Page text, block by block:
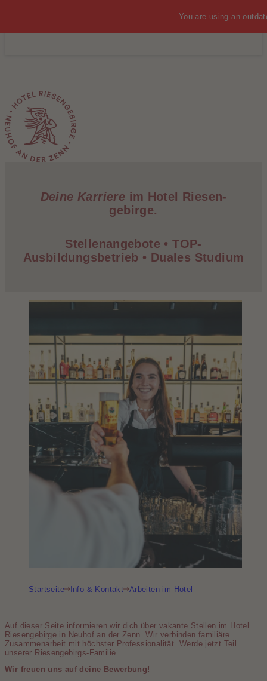
MENÜ
Deine Karriere im Hotel Riesen­
gebirge.
Stellenangebote • TOP-
Ausbildungsbetrieb • Duales Studium
Startseite Info & Kontakt Arbeiten im Hotel
Auf dieser Seite informieren wir dich über vakante Stellen im Hotel
Riesengebirge in Neuhof an der Zenn. Wir verbinden familiäre
Zusammen­arbeit mit höchster Professio­nalität. Werde jetzt Teil
unserer Riesengebirgs-Familie.
Wir freuen uns auf deine Bewerbung!
You are using an